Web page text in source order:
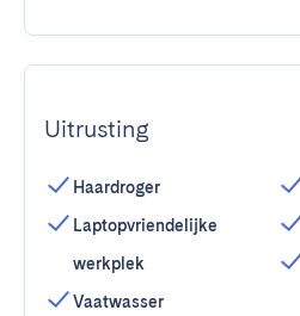
Uitrusting
Haardroger
Laptopvriendelijke
werkplek
Vaatwasser